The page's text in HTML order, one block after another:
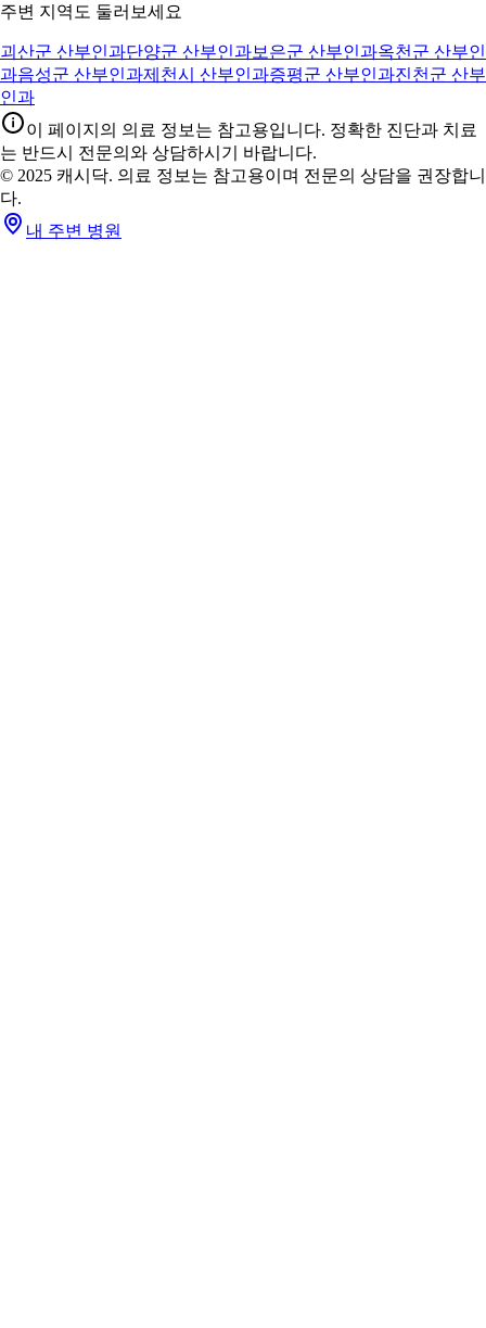
주변 지역도 둘러보세요
괴산군 산부인과단양군 산부인과보은군 산부인과옥천군 산부인
과음성군 산부인과제천시 산부인과증평군 산부인과진천군 산부
인과
이 페이지의 의료 정보는 참고용입니다. 정확한 진단과 치료
는 반드시 전문의와 상담하시기 바랍니다.
© 2025 캐시닥. 의료 정보는 참고용이며 전문의 상담을 권장합니
다.
내 주변 병원